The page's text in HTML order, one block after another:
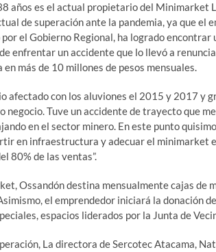
años es el actual propietario del Minimarket
de superación ante la pandemia, ya que el
el Gobierno Regional, ha logrado
enfrentar un accidente que lo llevó a
más de 10 millones de pesos mensuales.
afectado con los aluviones el 2015 y 2017 y
negocio. Tuve un accidente de trayecto que
en el sector minero. En este punto
en infraestructura y adecuar el minimarket
80% de las ventas”.
Ossandón destina mensualmente cajas de
el emprendedor iniciará la donación
espacios liderados por la Junta de
La directora de Sercotec Atacama,